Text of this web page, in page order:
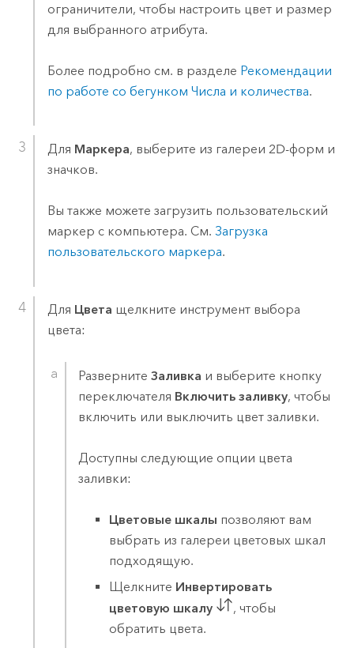
ограничители, чтобы настроить цвет и размер
для выбранного атрибута.
Более подробно см. в разделе Рекомендации
по работе со бегунком Числа и количества.
Для Маркера, выберите из галереи 2D-форм и
значков.
Вы также можете загрузить пользовательский
маркер с компьютера. См. Загрузка
пользовательского маркера.
Для Цвета щелкните инструмент выбора
цвета:
РазвернитеЗаливка и выберите кнопку
переключателя Включить заливку, чтобы
включить или выключить цвет заливки.
Доступны следующие опции цвета
заливки:
Цветовые шкалы позволяют вам
выбрать из галереи цветовых шкал
подходящую.
Щелкните Инвертировать
цветовую шкалу
, чтобы
обратить цвета.